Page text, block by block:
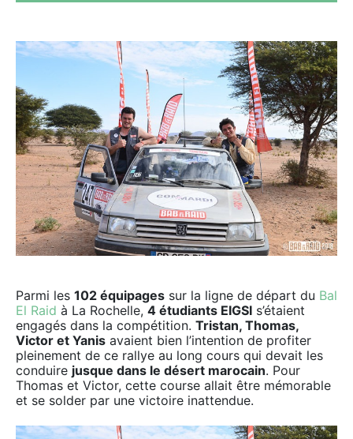
Parmi les 102 équipages sur la ligne de départ du Bal
El Raid à La Rochelle, 4 étudiants EIGSI s’étaient
engagés dans la compétition. Tristan, Thomas,
Victor et Yanis avaient bien l’intention de profiter
pleinement de ce rallye au long cours qui devait les
conduire jusque dans le désert marocain. Pour
Thomas et Victor, cette course allait être mémorable
et se solder par une victoire inattendue.